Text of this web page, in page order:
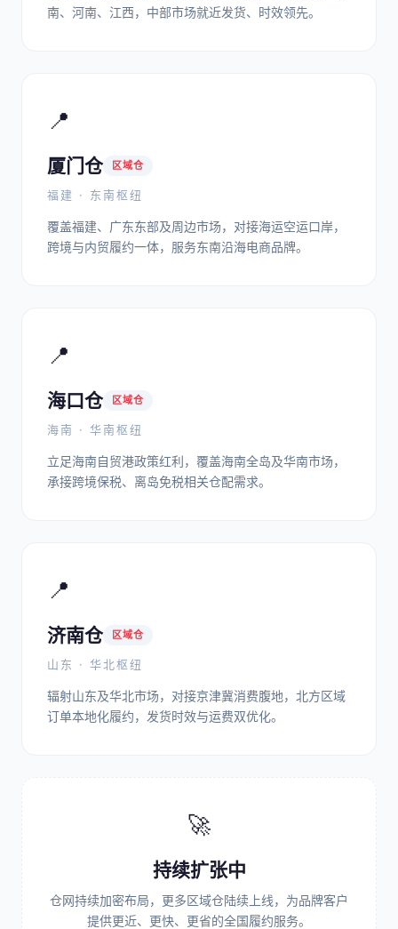
南、河南、江西，中部市场就近发货、时效领先。
📍
厦门仓 区域仓
福建 · 东南枢纽
覆盖福建、广东东部及周边市场，对接海运空运口岸，
跨境与内贸履约一体，服务东南沿海电商品牌。
📍
海口仓 区域仓
海南 · 华南枢纽
立足海南自贸港政策红利，覆盖海南全岛及华南市场，
承接跨境保税、离岛免税相关仓配需求。
📍
济南仓 区域仓
山东 · 华北枢纽
辐射山东及华北市场，对接京津冀消费腹地，北方区域
订单本地化履约，发货时效与运费双优化。
🚀
持续扩张中
仓网持续加密布局，更多区域仓陆续上线，为品牌客户
提供更近、更快、更省的全国履约服务。